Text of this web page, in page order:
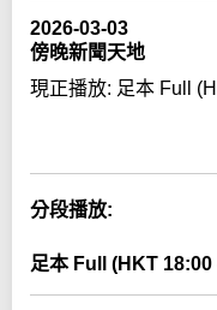
2026-03-03
傍晚新聞天地
現正播放: 足本 Full
分段播放:
足本 Full (HKT 18:00